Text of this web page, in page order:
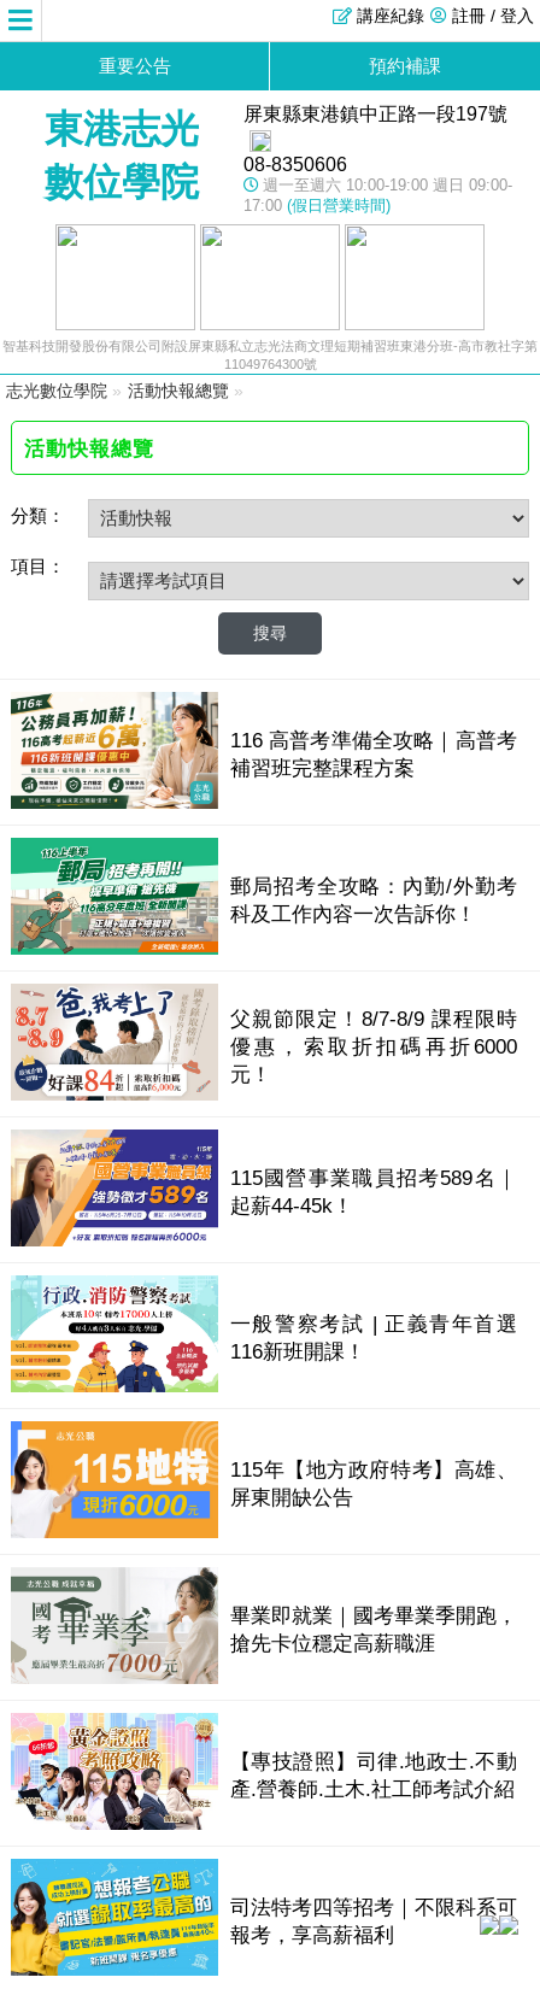
註冊 / 登入
講座紀錄
重要公告 預約補課
東港志光
數位學院
屏東縣東港鎮中正路一段197號
08-8350606
週一至週六 10:00-19:00 週日 09:00-
17:00 (假日營業時間)
智基科技開發股份有限公司附設屏東縣私立志光法商文理短期補習班東港分班-高市教社字第
11049764300號
志光數位學院 » 活動快報總覽 »
活動快報總覽
分類：
項目：
116 高普考準備全攻略｜高普考
補習班完整課程方案
郵局招考全攻略：內勤/外勤考
科及工作內容一次告訴你！
父親節限定！8/7-8/9 課程限時
優惠，索取折扣碼再折6000
元！
115國營事業職員招考589名｜
起薪44-45k！
一般警察考試 | 正義青年首選
116新班開課！
115年【地方政府特考】高雄、
屏東開缺公告
畢業即就業｜國考畢業季開跑，
搶先卡位穩定高薪職涯
【專技證照】司律.地政士.不動
產.營養師.土木.社工師考試介紹
司法特考四等招考｜不限科系可
報考，享高薪福利